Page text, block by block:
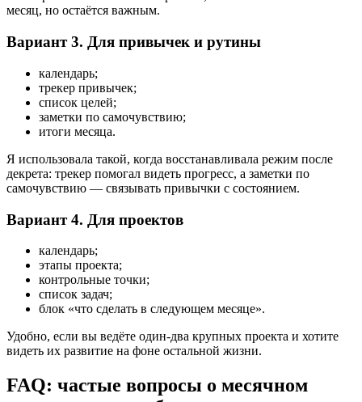
месяц, но остаётся важным.
Вариант 3. Для привычек и рутины
календарь;
трекер привычек;
список целей;
заметки по самочувствию;
итоги месяца.
Я использовала такой, когда восстанавливала режим после
декрета: трекер помогал видеть прогресс, а заметки по
самочувствию — связывать привычки с состоянием.
Вариант 4. Для проектов
календарь;
этапы проекта;
контрольные точки;
список задач;
блок «что сделать в следующем месяце».
Удобно, если вы ведёте один-два крупных проекта и хотите
видеть их развитие на фоне остальной жизни.
FAQ: частые вопросы о месячном